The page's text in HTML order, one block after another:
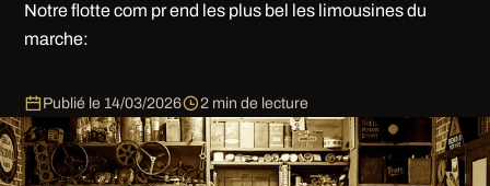
Notre flotte com pr end les plus bel les limousines du
marche:
Publié le 14/03/2026 2 min de lecture